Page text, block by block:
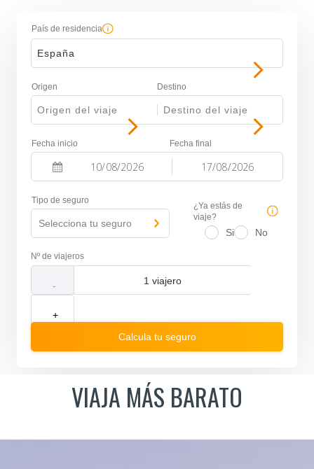
País de residencia
España
Origen Destino
Origen del viaje Destino del viaje
Fecha inicio Fecha final
Navigate
to
with
the
and
date.
key
keyboard
shortcuts
dates.
Navigate
to
interact
with
the
date.
mark
key
keyboard
shortcuts
dates.
Nº de viajeros
-
+
Tipo de seguro
Selecciona tu seguro
¿Ya estás de
viaje?
Si No
Calcula tu seguro
VIAJA MÁS BARATO